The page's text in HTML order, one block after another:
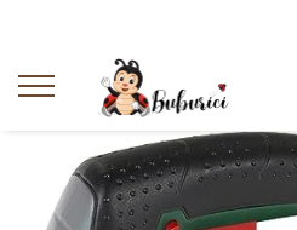
Categorii
Interactive
Construcții